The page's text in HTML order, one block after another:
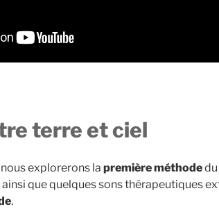
terre et ciel
explorerons la première méthodedu
ainsi que quelques sons thérapeutiques
.